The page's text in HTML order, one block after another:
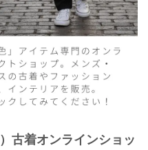
古着オンラインショッ